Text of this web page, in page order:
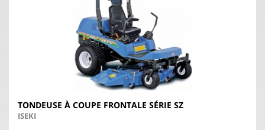
TONDEUSE À COUPE FRONTALE SÉRIE SZ
ISEKI